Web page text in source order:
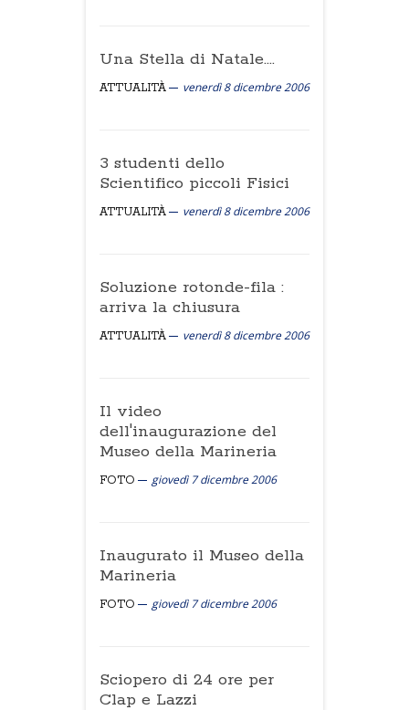
Una Stella di Natale....
ATTUALITÀ venerdì 8 dicembre 2006
3 studenti dello
Scientifico piccoli Fisici
ATTUALITÀ venerdì 8 dicembre 2006
Soluzione rotonde-fila :
arriva la chiusura
ATTUALITÀ venerdì 8 dicembre 2006
Il video
dell'inaugurazione del
Museo della Marineria
FOTO giovedì 7 dicembre 2006
Inaugurato il Museo della
Marineria
FOTO giovedì 7 dicembre 2006
Sciopero di 24 ore per
Clap e Lazzi